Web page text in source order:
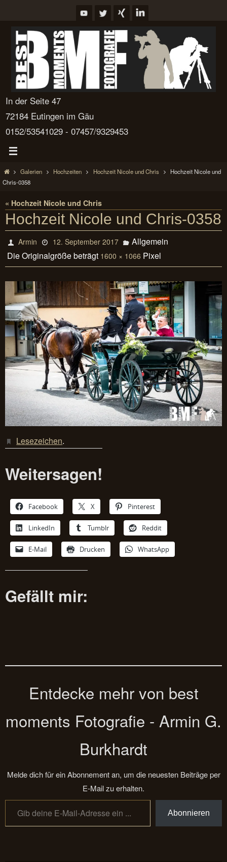
springen
In der Seite 47
72184 Eutingen im Gäu
0152/53541029 - 07457/9329453
StartGalerien Hochzeiten Hochzeit Nicole und Chris
Hochzeit Nicole und
Chris-0358
« Hochzeit Nicole und Chris
Hochzeit Nicole und Chris-0358
Armin 12. September 2017
Allgemein
Die Originalgröße beträgt 1600 × 1066 Pixel
Lesezeichen.
Weitersagen!
Facebook X Pinterest
LinkedIn Tumblr Reddit
E-Mail Drucken WhatsApp
Gefällt mir:
Entdecke mehr von best
moments Fotografie - Armin G.
Burkhardt
Melde dich für ein Abonnement an, um die neuesten Beiträge per
E-Mail zu erhalten.
Gib deine E-Mail-Adresse ein ...
Abonnieren